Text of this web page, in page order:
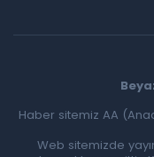
Haber sitemiz AA
Web sitemizde